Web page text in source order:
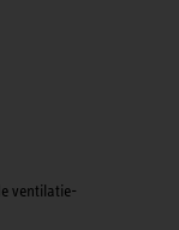
ventilatie-